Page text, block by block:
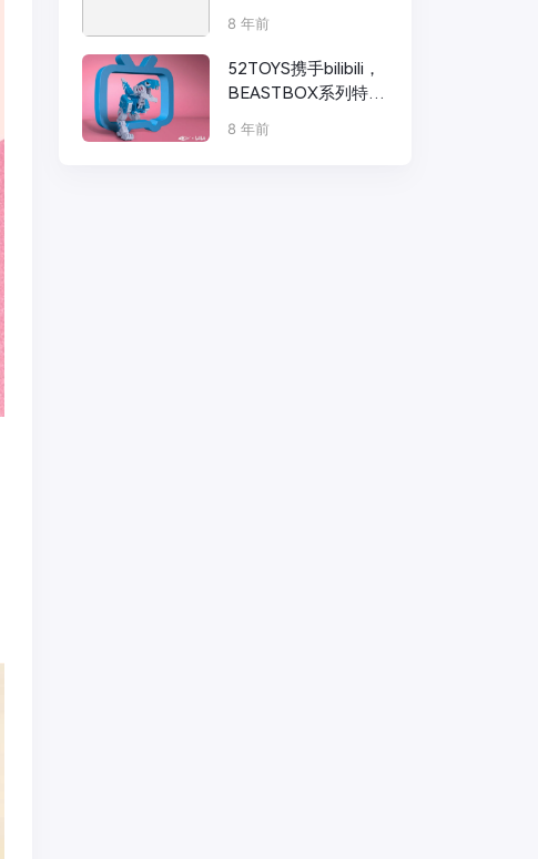
杯’2018漫画师技能
大赛” 赛前培训会顺
利举办
8 年前
52TOYS携手bilibili，
BEASTBOX系列特别
订制款小恐龙即将问
8 年前